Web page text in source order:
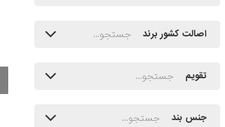
اصالت کشور برند
تقویم
جنس بند